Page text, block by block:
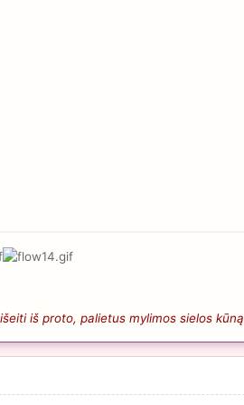
iš proto, palietus mylimos sielos kūną